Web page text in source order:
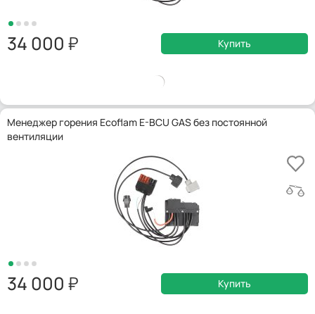
34 000 Купить
Менеджер горения Ecoflam E-BCU GAS без постоянной
вентиляции
34 000 Купить